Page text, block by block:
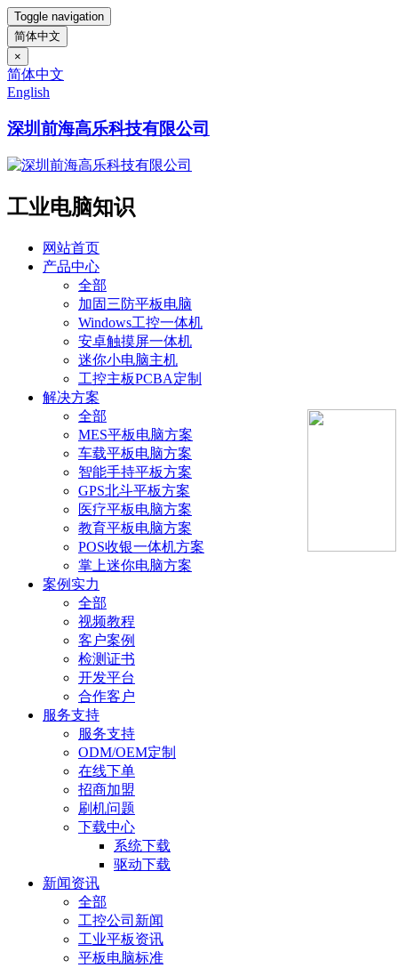
Toggle navigation
简体中文
×
简体中文
English
深圳前海高乐科技有限公司
工业电脑知识
网站首页
产品中心
全部
加固三防平板电脑
Windows工控一体机
安卓触摸屏一体机
迷你小电脑主机
工控主板PCBA定制
解决方案
全部
MES平板电脑方案
车载平板电脑方案
智能手持平板方案
GPS北斗平板方案
医疗平板电脑方案
教育平板电脑方案
POS收银一体机方案
掌上迷你电脑方案
案例实力
全部
视频教程
客户案例
检测证书
开发平台
合作客户
服务支持
服务支持
ODM/OEM定制
在线下单
招商加盟
刷机问题
下载中心
系统下载
驱动下载
新闻资讯
全部
工控公司新闻
工业平板资讯
平板电脑标准